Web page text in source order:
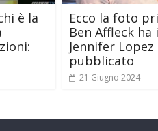
è la
Ecco la foto
Ben Affleck ha
Jennifer
pubblicato
21 Giugno 2024